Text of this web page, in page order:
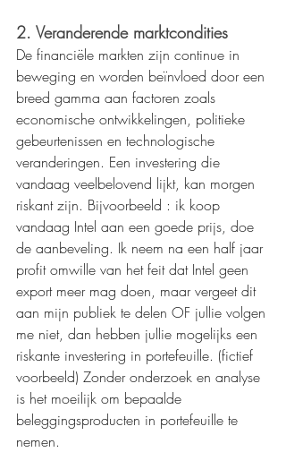
2. Veranderende marktcondities
De financiële markten zijn continue in
beweging en worden beïnvloed door een
breed gamma aan factoren zoals
economische ontwikkelingen, politieke
gebeurtenissen en technologische
veranderingen. Een investering die
vandaag veelbelovend lijkt, kan morgen
riskant zijn. Bijvoorbeeld : ik koop
vandaag Intel aan een goede prijs, doe
de aanbeveling. Ik neem na een half jaar
profit omwille van het feit dat Intel geen
export meer mag doen, maar vergeet dit
aan mijn publiek te delen OF jullie volgen
me niet, dan hebben jullie mogelijks een
riskante investering in portefeuille. (fictief
voorbeeld) Zonder onderzoek en analyse
is het moeilijk om bepaalde
beleggingsproducten in portefeuille te
nemen.